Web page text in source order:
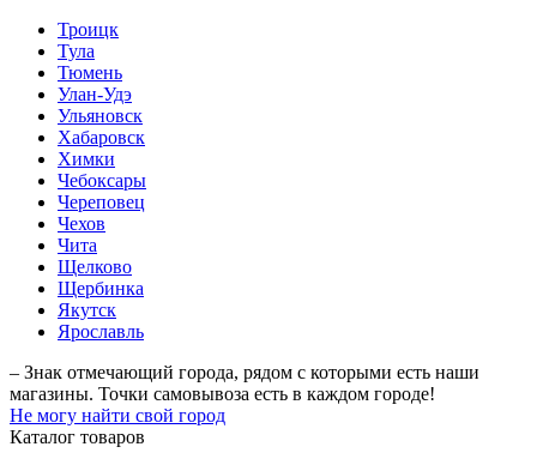
Троицк
Тула
Тюмень
Улан-Удэ
Ульяновск
Хабаровск
Химки
Чебоксары
Череповец
Чехов
Чита
Щелково
Щербинка
Якутск
Ярославль
– Знак отмечающий города, рядом с которыми есть наши
магазины. Точки самовывоза есть в каждом городе!
Не могу найти свой город
Каталог товаров